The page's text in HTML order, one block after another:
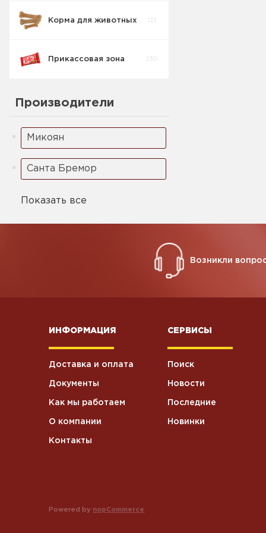
Кукурузные
Корма для животных 123
Прикассовая зона 230
Производители
Микоян
Санта Бремор
Показать все
Возникли
ИНФОРМАЦИЯ
Доставка и оплата
Документы
Как мы работаем
О компании
Контакты
СЕРВИСЫ
Поиск
Новости
Последние
Новинки
Powered by nopCommerce